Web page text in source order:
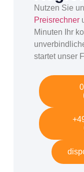
Nutzen Sie
Preisrechner
Minuten Ihr
startet unser